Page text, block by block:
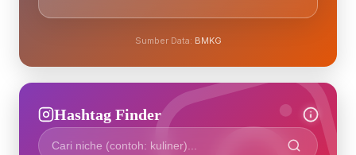
Sumber Data: BMKG
Hashtag Finder